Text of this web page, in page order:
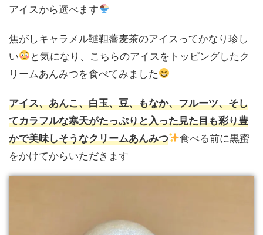
アイスから選べます
焦がしキャラメル韃靼蕎麦茶のアイスってかなり珍し
い
と気になり、こちらのアイスをトッピングしたク
リームあんみつを食べてみました
アイス、あんこ、白玉、豆、もなか、フルーツ、そし
てカラフルな寒天がたっぷりと入った見た目も彩り豊
かで美味しそうなクリームあんみつ
食べる前に黒蜜
をかけてからいただきます